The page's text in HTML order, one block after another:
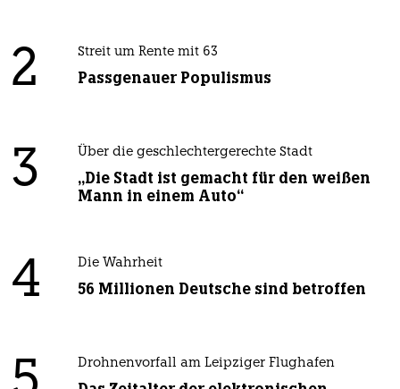
2 Streit um Rente mit 63
Passgenauer Populismus
3 Über die geschlechtergerechte Stadt
„Die Stadt ist gemacht für den weißen
Mann in einem Auto“
4 Die Wahrheit
56 Millionen Deutsche sind betroffen
Drohnenvorfall am Leipziger Flughafen